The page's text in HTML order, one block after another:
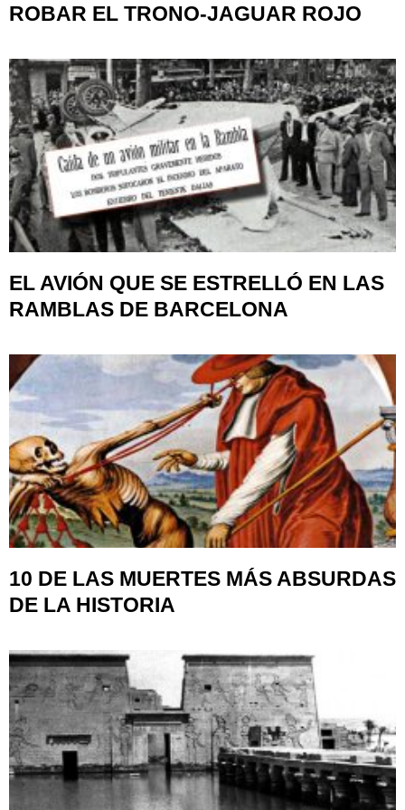
ROBAR EL TRONO-JAGUAR ROJO
EL AVIÓN QUE SE ESTRELLÓ EN LAS
RAMBLAS DE BARCELONA
10 DE LAS MUERTES MÁS ABSURDAS
DE LA HISTORIA